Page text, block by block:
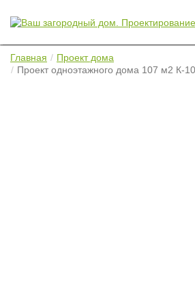
Главная
Проект дома
Проект одноэтажного дома 107 м2 К-